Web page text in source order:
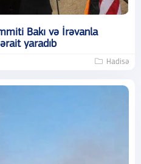
Bakı və İrəvanla
yaradıb
Hadisə